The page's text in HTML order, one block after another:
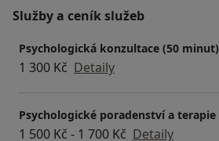
Služby a ceník služeb
Psychologická konzultace (50 minut)
1 300 Kč Detaily
Psychologické poradenství a terapie
1 500 Kč - 1 700 Kč Detaily